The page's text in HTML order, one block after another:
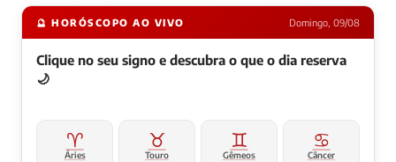
🔮 HORÓSCOPO AO VIVO Domingo, 09/08
Clique no seu signo e descubra o que o dia reserva
🌙
♈
Áries
♉
Touro
♊
Gêmeos
♋
Câncer